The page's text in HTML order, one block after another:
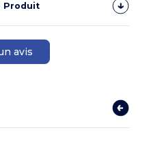
Produit
avis